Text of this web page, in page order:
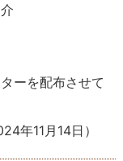
配布させて
年11月14日）